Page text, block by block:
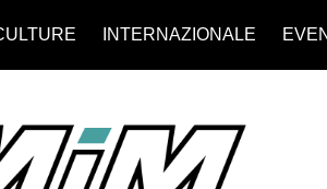
INTERNAZIONALE